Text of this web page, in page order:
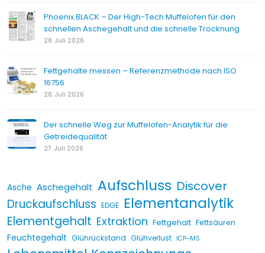
Phoenix BLACK – Der High-Tech Muffelofen für den
schnellen Aschegehalt und die schnelle Trocknung
28. Juli 2026
Fettgehalte messen – Referenzmethode nach ISO
16756
28. Juli 2026
Der schnelle Weg zur Muffelofen-Analytik für die
Getreidequalität
27. Juli 2026
Asche Aschegehalt Aufschluss Discover
Druckaufschluss EDGE Elementanalytik
Elementgehalt Extraktion Fettgehalt Fettsäuren
Feuchtegehalt Glührückstand Glühverlust ICP-MS